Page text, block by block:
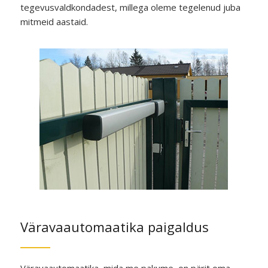
tegevusvaldkondadest, millega oleme tegelenud juba
mitmeid aastaid.
Väravaautomaatika paigaldus